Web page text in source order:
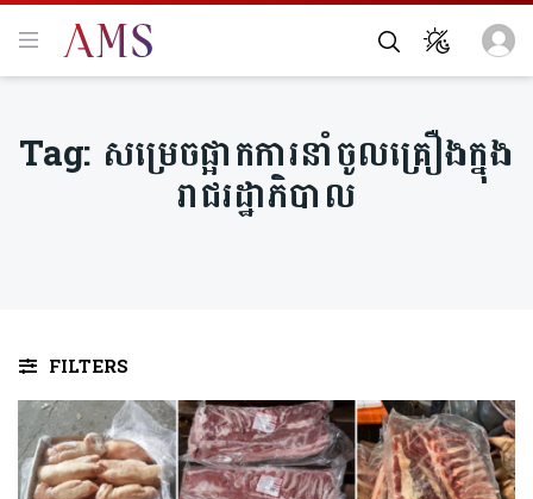
Tag: សម្រេចផ្អាកការនាំចូលគ្រឿងក្នុង
រាជរដ្ឋាភិបាល
FILTERS